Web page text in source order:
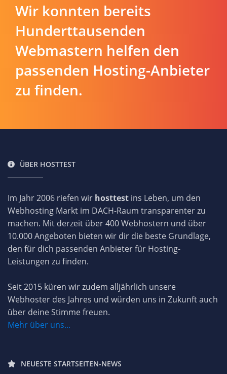
Wir konnten bereits
Hunderttausenden
Webmastern helfen den
passenden Hosting-Anbieter
zu finden.
ÜBER HOSTTEST
Im Jahr 2006 riefen wir hosttest ins Leben, um den
Webhosting Markt im DACH-Raum transparenter zu
machen. Mit derzeit über 400 Webhostern und über
10.000 Angeboten bieten wir dir die beste Grundlage,
den für dich passenden Anbieter für Hosting-
Leistungen zu finden.
Seit 2015 küren wir zudem alljährlich unsere
Webhoster des Jahres und würden uns in Zukunft auch
über deine Stimme freuen.
Mehr über uns...
NEUESTE STARTSEITEN-NEWS